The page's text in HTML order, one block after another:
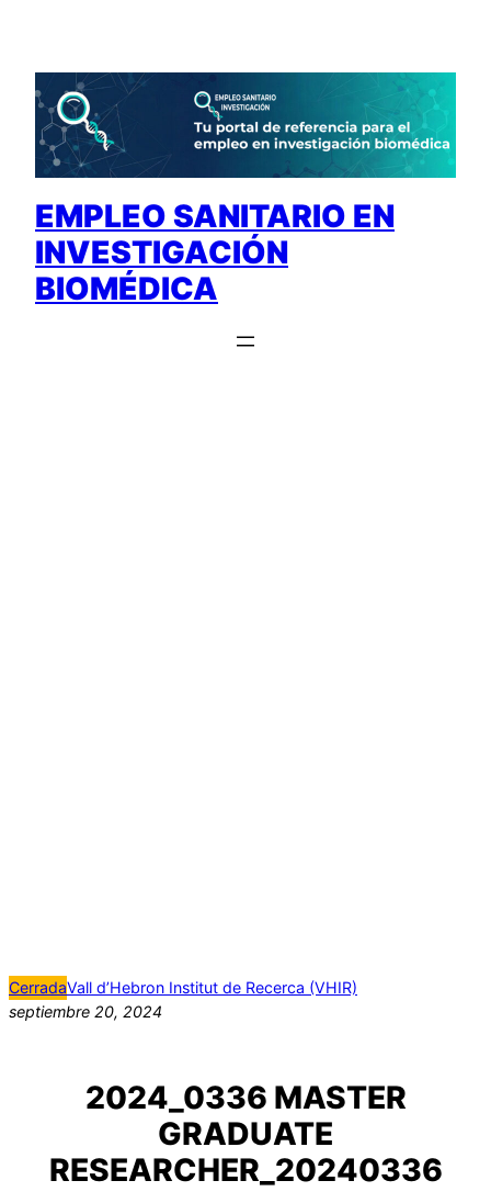
contenido
EMPLEO SANITARIO EN
INVESTIGACIÓN
BIOMÉDICA
CerradaVall d’Hebron Institut de Recerca (VHIR)
septiembre 20, 2024
2024_0336 MASTER
GRADUATE
RESEARCHER_20240336